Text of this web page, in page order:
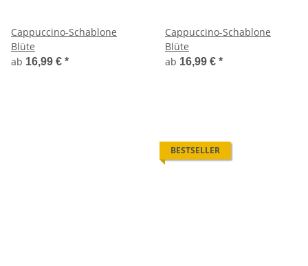
Cappuccino-Schablone
Blüte
ab 16,99 € *
Cappuccino-Schablone
Blüte
ab 16,99 € *
BESTSELLER